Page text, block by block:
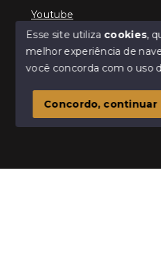
Olá! Estamos
Youtube
© Copyright 2026 - Kevin
SITE PARA IMOBILIARIA
Esse site utiliza cookies,
melhor experiência de
você concorda com o uso
Concordo, continuar